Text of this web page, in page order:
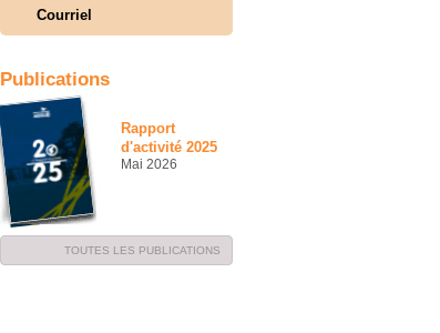
Courriel
Publications
Rapport
d'activité 2025
Mai 2026
TOUTES LES PUBLICATIONS